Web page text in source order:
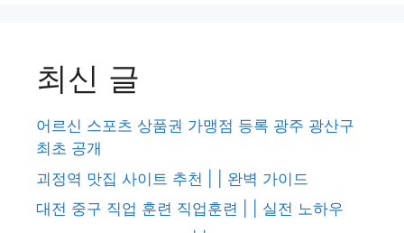
최신 글
어르신 스포츠 상품권 가맹점 등록 광주 광산구
최초 공개
괴정역 맛집 사이트 추천 | | 완벽 가이드
대전 중구 직업 훈련 직업훈련 | | 실전 노하우